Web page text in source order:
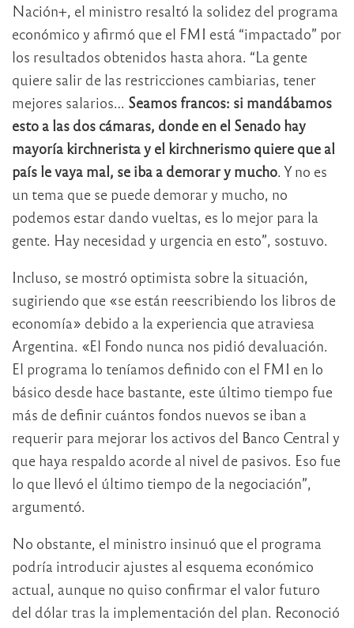
Nación+, el ministro resaltó la solidez del programa
económico y afirmó que el FMI está “impactado” por
los resultados obtenidos hasta ahora. “La gente
quiere salir de las restricciones cambiarias, tener
mejores salarios… Seamos francos: si mandábamos
esto a las dos cámaras, donde en el Senado hay
mayoría kirchnerista y el kirchnerismo quiere que al
país le vaya mal, se iba a demorar y mucho. Y no es
un tema que se puede demorar y mucho, no
podemos estar dando vueltas, es lo mejor para la
gente. Hay necesidad y urgencia en esto”, sostuvo.
Incluso, se mostró optimista sobre la situación,
sugiriendo que «se están reescribiendo los libros de
economía» debido a la experiencia que atraviesa
Argentina. «El Fondo nunca nos pidió devaluación.
El programa lo teníamos definido con el FMI en lo
básico desde hace bastante, este último tiempo fue
más de definir cuántos fondos nuevos se iban a
requerir para mejorar los activos del Banco Central y
que haya respaldo acorde al nivel de pasivos. Eso fue
lo que llevó el último tiempo de la negociación”,
argumentó.
No obstante, el ministro insinuó que el programa
podría introducir ajustes al esquema económico
actual, aunque no quiso confirmar el valor futuro
del dólar tras la implementación del plan. Reconoció